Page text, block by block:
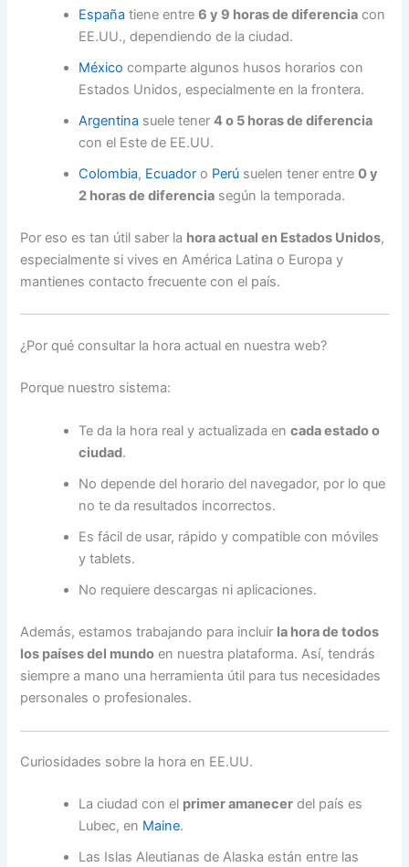
España tiene entre6 y 9 horas de diferencia con
EE.UU., dependiendo de la ciudad.
México comparte algunos husos horarios con
Estados Unidos, especialmente en la frontera.
Argentina suele tener4 o 5 horas de diferencia
con el Este de EE.UU.
Colombia, Ecuador o Perú suelen tener entre0 y
2 horas de diferencia según la temporada.
Por eso es tan útil saber la hora actual en Estados Unidos,
especialmente si vives en América Latina o Europa y
mantienes contacto frecuente con el país.
¿Por qué consultar la hora actual en nuestra web?
Porque nuestro sistema:
Te da la hora real y actualizada encada estado o
ciudad.
No depende del horario del navegador, por lo que
no te da resultados incorrectos.
Es fácil de usar, rápido y compatible con móviles
y tablets.
No requiere descargas ni aplicaciones.
Además, estamos trabajando para incluir la hora de todos
los países del mundo en nuestra plataforma. Así, tendrás
siempre a mano una herramienta útil para tus necesidades
personales o profesionales.
Curiosidades sobre la hora en EE.UU.
La ciudad con el primer amanecer del país es
Lubec, en Maine.
Las Islas Aleutianas de Alaska están entre las